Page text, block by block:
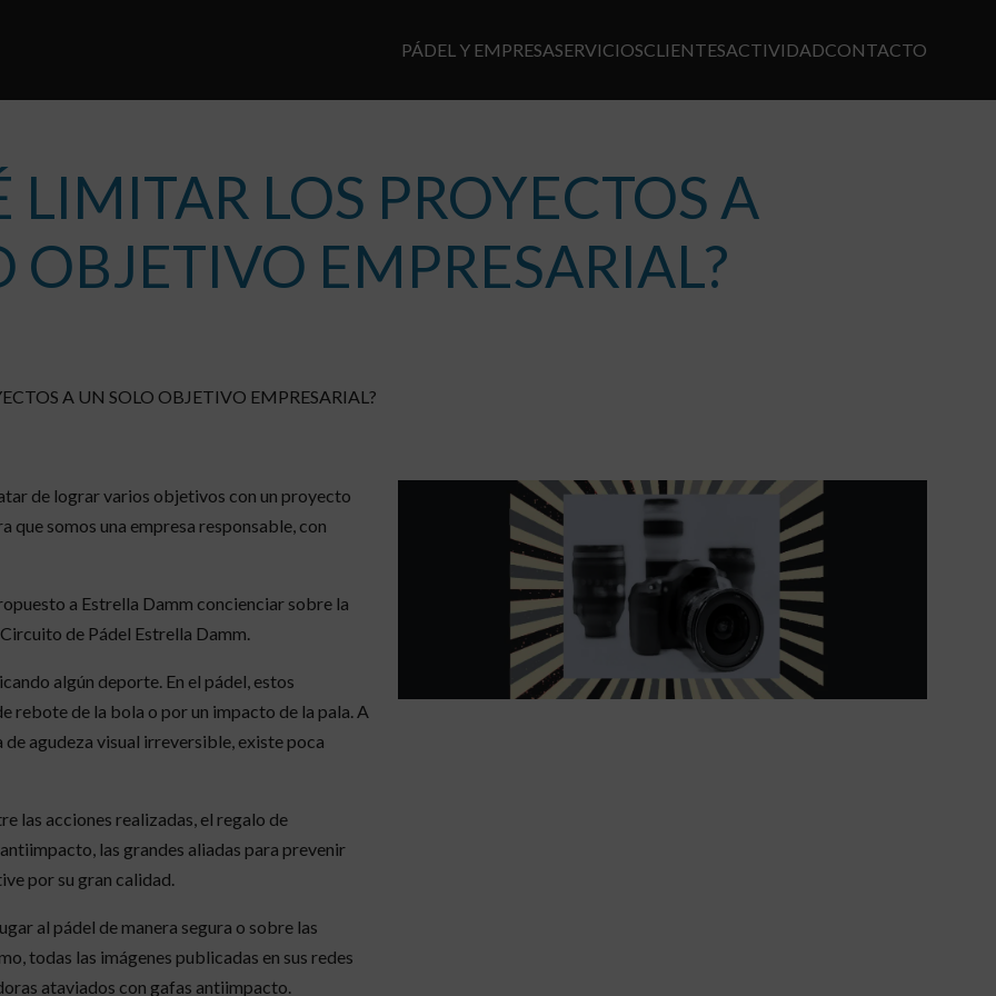
NAVEGACIÓN
PÁDEL Y EMPRESASERVICIOSCLIENTESACTIVIDADCONTACTO
LIMITAR LOS PROYECTOS A
OBJETIVO EMPRESARIAL?
A UN SOLO OBJETIVO EMPRESARIAL?
de lograr varios objetivos con un proyecto
que somos una empresa responsable, con
a Estrella Damm concienciar sobre la
de Pádel Estrella Damm.
algún deporte. En el pádel, estos
de la bola o por un impacto de la pala. A
de agudeza visual irreversible, existe poca
las acciones realizadas, el regalo de
las grandes aliadas para prevenir
por su gran calidad.
al pádel de manera segura o sobre las
todas las imágenes publicadas en sus redes
ataviados con gafas antiimpacto.